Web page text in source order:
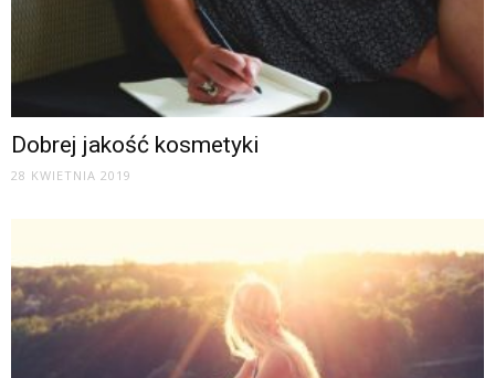
Dobrej jakość kosmetyki
28 KWIETNIA 2019